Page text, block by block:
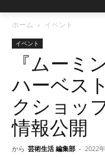
ホーム イベント
イベント
『ムーミ
ハーベス
クショッ
情報公開
から 芸術生活 編集部 - 2022